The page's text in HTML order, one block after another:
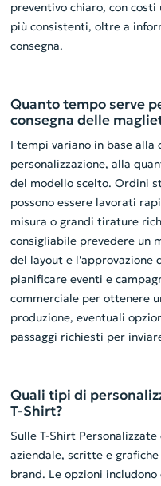
preventivo chiaro, con
più consistenti, oltre a
consegna.
Quanto tempo serve
consegna delle
I tempi variano in base alla
personalizzazione, alla
del modello scelto. Ordini
possono essere lavorati
misura o grandi tirature
consigliabile prevedere un
del layout e l'approvazione
pianificare eventi e
commerciale per ottenere
produzione, eventuali
passaggi richiesti per
Quali tipi di
T-Shirt?
Sulle T-Shirt
aziendale, scritte e
brand. Le opzioni